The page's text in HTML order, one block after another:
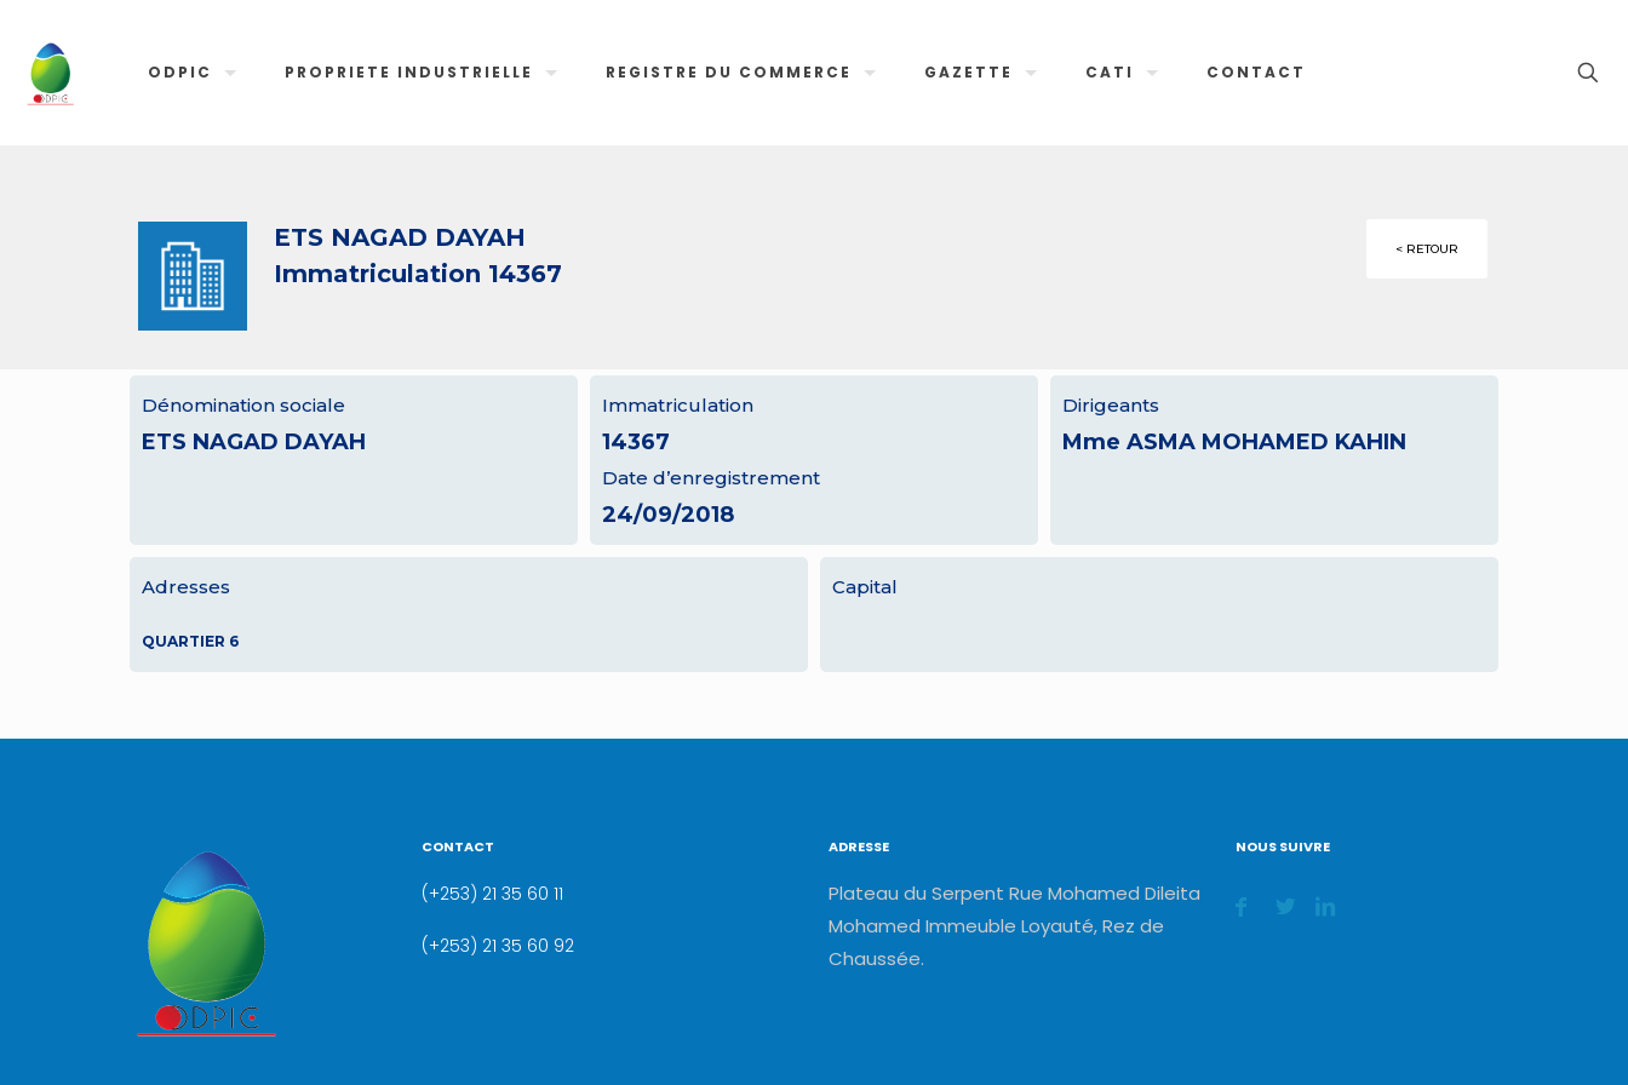
ODPIC PROPRIETE INDUSTRIELLE REGISTRE DU COMMERCE GAZETTE CATI CONTACT
ETS NAGAD DAYAH
Immatriculation 14367
< RETOUR
Dénomination sociale
ETS NAGAD DAYAH
Immatriculation
14367
Date d’enregistrement
24/09/2018
Dirigeants
Mme ASMA MOHAMED KAHIN
Adresses
QUARTIER 6
Capital
CONTACT
(+253) 21 35 60 11
(+253) 21 35 60 92
ADRESSE
Plateau du Serpent Rue Mohamed Dileita
Mohamed Immeuble Loyauté, Rez de
Chaussée.
NOUS SUIVRE